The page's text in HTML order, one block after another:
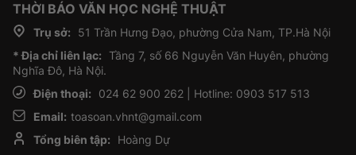
THỜI BÁO VĂN HỌC NGHỆ THUẬT
Trụ sở:
51 Trần Hưng Đạo, phường Cửa Nam, TP.Hà Nội
* Địa chỉ liên lạc: Tầng 7, số 66 Nguyễn Văn Huyên, phường
Nghĩa Đô, Hà Nội.
Điện thoại:
024 62 900 262 | Hotline: 0903 517 513
Email: toasoan.vhnt@gmail.com
Tổng biên tập:
Hoàng Dự